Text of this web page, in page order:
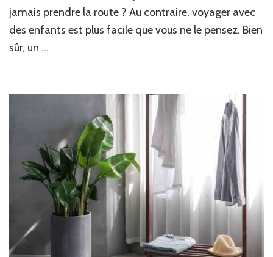
jamais prendre la route ? Au contraire, voyager avec
des enfants est plus facile que vous ne le pensez. Bien
sûr, un …